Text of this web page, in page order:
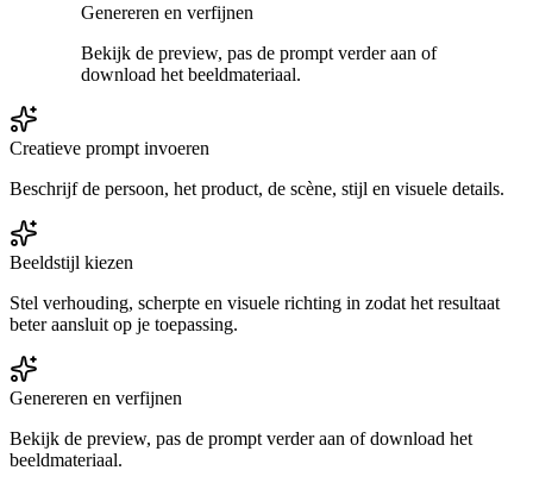
Genereren en verfijnen
Bekijk de preview, pas de prompt verder aan of
download het beeldmateriaal.
Creatieve prompt invoeren
Beschrijf de persoon, het product, de scène, stijl en visuele details.
Beeldstijl kiezen
Stel verhouding, scherpte en visuele richting in zodat het resultaat
beter aansluit op je toepassing.
Genereren en verfijnen
Bekijk de preview, pas de prompt verder aan of download het
beeldmateriaal.